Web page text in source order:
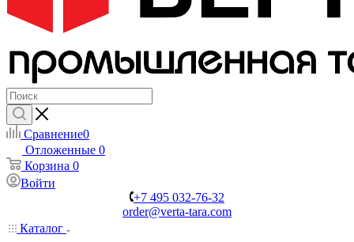
Сравнение0
Отложенные 0
Корзина 0
Войти
+7 495 032-76-32
order@verta-tara.com
Каталог